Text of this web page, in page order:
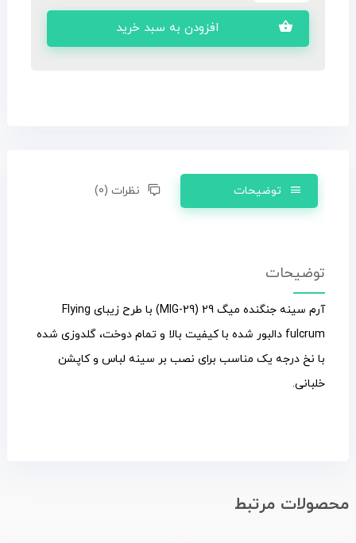
افزودن به سبد خرید
توضیحات نظرات (0)
توضیحات
آرم سینه جنگنده میگ 29 (MIG-29) با طرح زیبای Flying
fulcrum دالبور شده با کیفیت بالا و تمام دوخت، گلدوزی شده
با نخ درجه یک مناسب برای نصب بر سینه لباس و کاپشن
خلبانی.
محصولات مرتبط